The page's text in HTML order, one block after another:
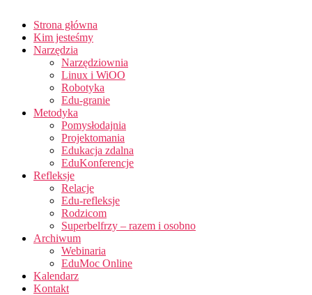
Strona główna
Kim jesteśmy
Narzędzia
Narzędziownia
Linux i WiOO
Robotyka
Edu-granie
Metodyka
Pomysłodajnia
Projektomania
Edukacja zdalna
EduKonferencje
Refleksje
Relacje
Edu-refleksje
Rodzicom
Superbelfrzy – razem i osobno
Archiwum
Webinaria
EduMoc Online
Kalendarz
Kontakt